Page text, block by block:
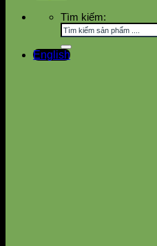
Tìm kiếm:
English